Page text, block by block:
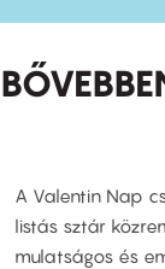
A Valentin Nap
listás sztár
mulatságos és